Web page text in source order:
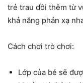
trẻ trau dồi thêm từ
khả năng phản xạ
Cách chơi trò chơi:
Lớp của bé sẽ